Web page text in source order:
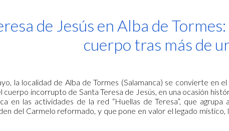
to main content Skip to
de Jesús en Alba de
cuerpo tras más de
la localidad de Alba de Tormes (Salamanca) se convierte en
cuerpo incorrupto de Santa Teresa de Jesús, en una ocasión
en las actividades de la red “Huellas de Teresa”, que
del Carmelo reformado, y que pone en valor el legado místico,